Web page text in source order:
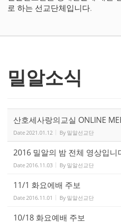
로 하는 선교단체입니다.
밀알소식
산호세사랑의교실 ONLINE
Date2021.01.12 By 밀알선교단
2016 밀알의 밤 전체 영상입니
Date2016.11.03 By 밀알선교단
11/1 화요에배 주보
Date2016.11.01 By 밀알선교단
10/18 화요예배 주보